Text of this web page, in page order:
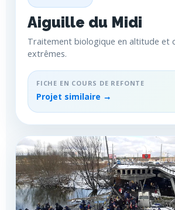
Aiguille du Midi
Traitement biologique en altitude et
extrêmes.
FICHE EN COURS DE REFONTE
Projet similaire →